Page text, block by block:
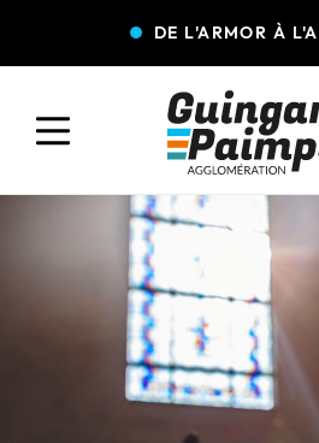
DE L'ARMOR À
COLLECTE DES DÉCHETS EAU ET
ENFANCE JEUNESSE